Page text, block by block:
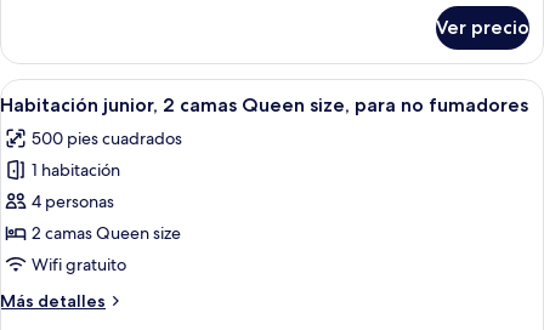
Room
Queen
Ver precio
Abrir
todas
las
fotos
de
Habitación
junior,
camas
Una habitación de hotel con dos
6
Habitación junior, 2 camas Queen size, para no fumadores
500 pies cuadrados
1 habitación
4 personas
2 camas Queen size
Wifi gratuito
Más detalles
Más